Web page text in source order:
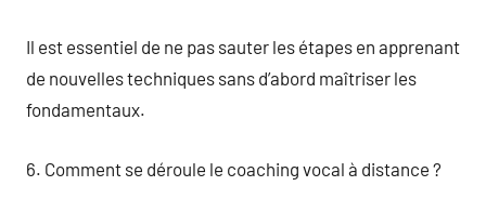
Il est essentiel de ne pas sauter les étapes en apprenant
de nouvelles techniques sans d’abord maîtriser les
fondamentaux.
6. Comment se déroule le coaching vocal à distance ?